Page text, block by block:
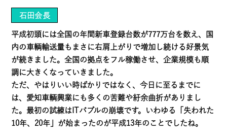
石田会長
平成初頭には全国の年間新車登録台数が777万台を数え、国
内の車輌輸送量もまさに右肩上がりで増加し続ける好景気
が続きました。全国の拠点をフル稼働させ、企業規模も順
調に大きくなっていきました。
ただ、やはりいい時ばかりではなく、今日に至るまでに
は、愛知車輌興業にも多くの苦難や紆余曲折がありまし
た。最初の試練はITバブルの崩壊です。いわゆる「失われた
10年、20年」が始まったのが平成13年のことでしたね。